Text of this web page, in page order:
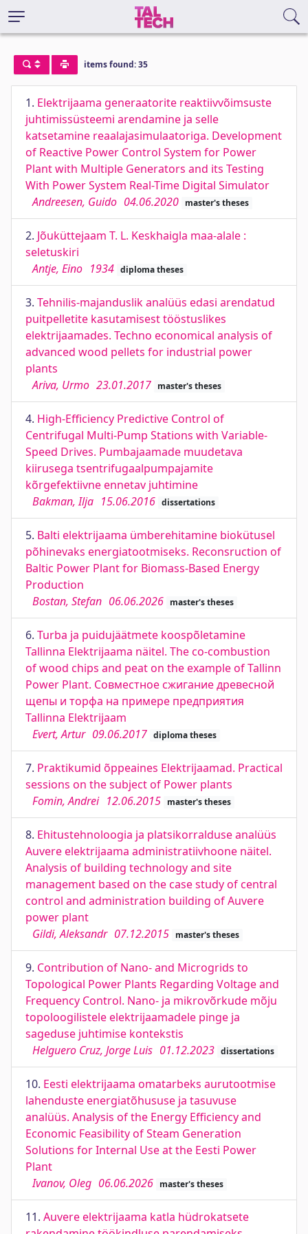
items found: 35
1. Elektrijaama generaatorite reaktiivvõimsuste
juhtimissüsteemi arendamine ja selle
katsetamine reaalajasimulaatoriga. Development
of Reactive Power Control System for Power
Plant with Multiple Generators and its Testing
With Power System Real-Time Digital Simulator
Andreesen, Guido 04.06.2020 master's theses
2. Jõuküttejaam T. L. Keskhaigla maa-alale :
seletuskiri
Antje, Eino 1934 diploma theses
3. Tehnilis-majanduslik analüüs edasi arendatud
puitpelletite kasutamisest tööstuslikes
elektrijaamades. Techno economical analysis of
advanced wood pellets for industrial power
plants
Ariva, Urmo 23.01.2017 master's theses
4. High-Efficiency Predictive Control of
Centrifugal Multi-Pump Stations with Variable-
Speed Drives. Pumbajaamade muudetava
kiirusega tsentrifugaalpumpajamite
kõrgefektiivne ennetav juhtimine
Bakman, Ilja 15.06.2016 dissertations
5. Balti elektrijaama ümberehitamine biokütusel
põhinevaks energiatootmiseks. Reconsruction of
Baltic Power Plant for Biomass-Based Energy
Production
Bostan, Stefan 06.06.2026 master's theses
6. Turba ja puidujäätmete koospõletamine
Tallinna Elektrijaama näitel. The co-combustion
of wood chips and peat on the example of Tallinn
Power Plant. Совместное сжигание древесной
щепы и торфа на примере предприятия
Tallinna Elektrijaam
Evert, Artur 09.06.2017 diploma theses
7. Praktikumid õppeaines Elektrijaamad. Practical
sessions on the subject of Power plants
Fomin, Andrei 12.06.2015 master's theses
8. Ehitustehnoloogia ja platsikorralduse analüüs
Auvere elektrijaama administratiivhoone näitel.
Analysis of building technology and site
management based on the case study of central
control and administration building of Auvere
power plant
Gildi, Aleksandr 07.12.2015 master's theses
9. Contribution of Nano- and Microgrids to
Topological Power Plants Regarding Voltage and
Frequency Control. Nano- ja mikrovõrkude mõju
topoloogilistele elektrijaamadele pinge ja
sageduse juhtimise kontekstis
Helguero Cruz, Jorge Luis 01.12.2023 dissertations
10. Eesti elektrijaama omatarbeks aurutootmise
lahenduste energiatõhususe ja tasuvuse
analüüs. Analysis of the Energy Efficienсy and
Economic Feasibility of Steam Generation
Solutions for Internal Use at the Eesti Power
Plant
Ivanov, Oleg 06.06.2026 master's theses
11. Auvere elektrijaama katla hüdrokatsete